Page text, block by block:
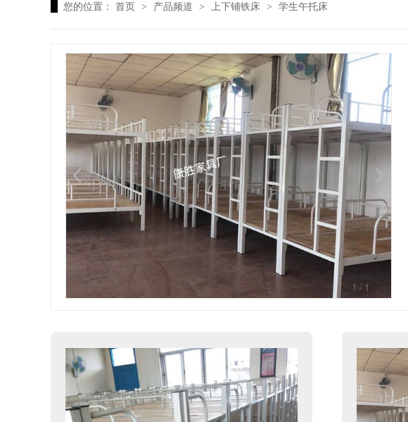
您的位置： 首页 > 产品频道 > 上下铺铁床 > 学生午托床
1 /1